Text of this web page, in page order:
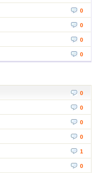
0
0
0
0
0
0
0
0
1
0